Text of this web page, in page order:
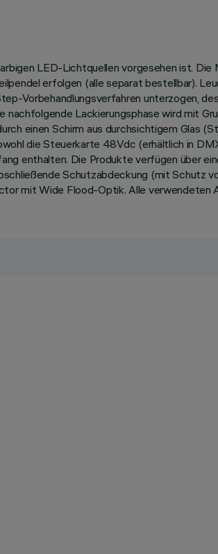
LED-Lichtquellen vorgesehen ist.
erfolgen (alle separat bestellbar).
Vorbehandlungsverfahren unterzogen,
Lackierungsphase wird mit
einen Schirm aus durchsichtigem Glas
die Steuerkarte 48Vdc (erhältlich in
enthalten. Die Produkte verfügen über
Schutzabdeckung (mit Schutz
mit Wide Flood-Optik. Alle verwendeten